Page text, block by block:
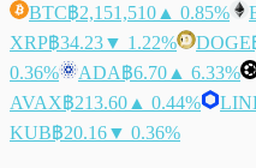
BTC฿2,151,510 ▲ 0.85%
XRP฿34.23▼ 1.22% DOGE
0.36%
ADA฿6.70 ▲ 6.33%
AVAX฿213.60 ▲ 0.44%
KUB฿20.16▼ 0.36%